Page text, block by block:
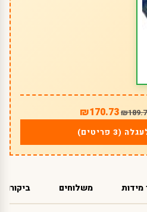
₪170.73
פריטים)
מידות משלוחים ביקורות